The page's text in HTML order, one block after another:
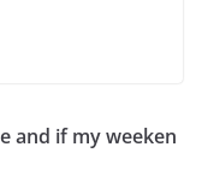
and if my weeken